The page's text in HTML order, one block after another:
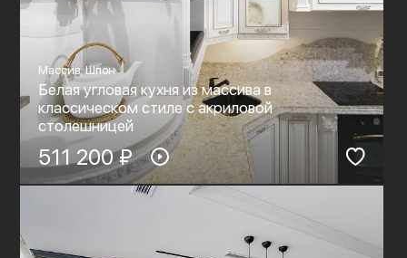
Массив, Шпон
Белая угловая кухня из массива в
классическом стиле c акриловой
столешницей
511 200 ₽